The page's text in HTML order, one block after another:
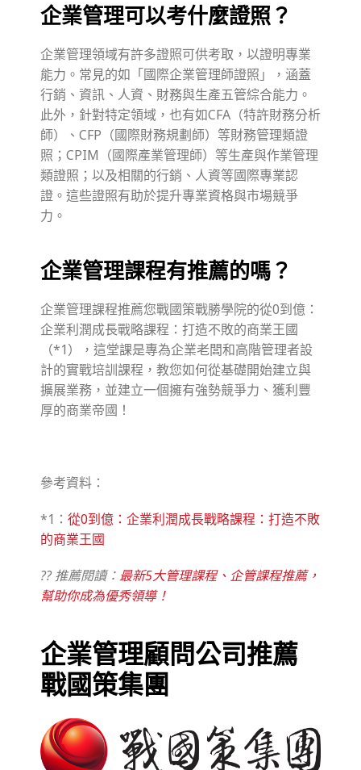
企業管理可以考什麼證照？
企業管理領域有許多證照可供考取，以證明專業
能力。常見的如「國際企業管理師證照」，涵蓋
行銷、資訊、人資、財務與生產五管綜合能力。
此外，針對特定領域，也有如CFA（特許財務分析
師）、CFP（國際財務規劃師）等財務管理類證
照；CPIM（國際產業管理師）等生產與作業管理
類證照；以及相關的行銷、人資等國際專業認
證。這些證照有助於提升專業資格與市場競爭
力。
企業管理課程有推薦的嗎？
企業管理課程推薦您戰國策戰勝學院的從0到億：
企業利潤成長戰略課程：打造不敗的商業王國
（*1），這堂課是專為企業老闆和高階管理者設
計的實戰培訓課程，教您如何從基礎開始建立與
擴展業務，並建立一個擁有強勢競爭力、獲利豐
厚的商業帝國！
參考資料：
*1： 從0到億：企業利潤成長戰略課程：打造不敗
的商業王國
?? 推薦閱讀：最新5大管理課程、企管課程推薦，
幫助你成為優秀領導！
企業管理顧問公司推薦
戰國策集團